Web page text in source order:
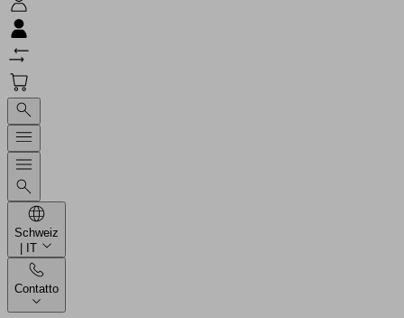
Schweiz
| IT
Contatto